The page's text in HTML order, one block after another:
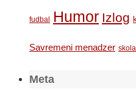
fudbal Humor Izlog
Savremeni menadzer skola
Meta